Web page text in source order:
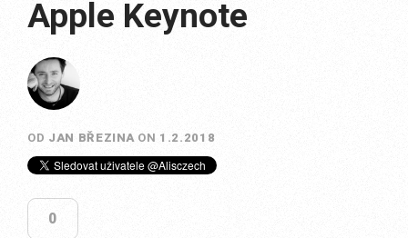
Apple Keynote
OD JAN BŘEZINA ON 1.2.2018
0